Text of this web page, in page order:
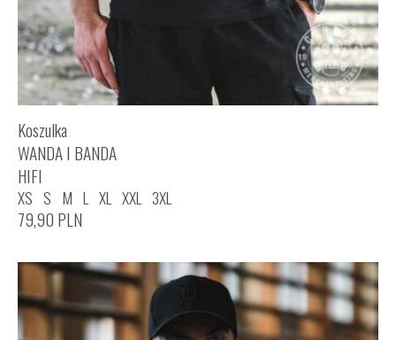
Koszulka
WANDA I BANDA
HIFI
XS S M L XL XXL 3XL
79,90 PLN